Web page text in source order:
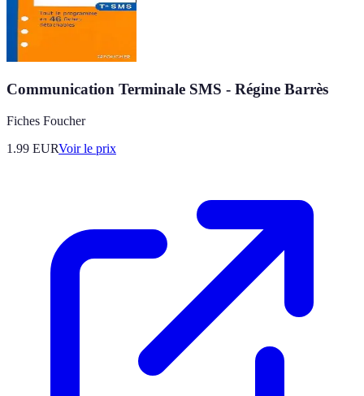
Communication Terminale SMS - Régine Barrès
Fiches Foucher
1.99 EURVoir le prix